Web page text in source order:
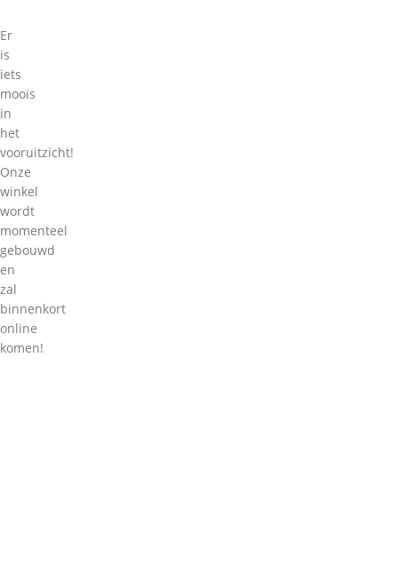
Er
is
iets
moois
in
het
vooruitzicht!
Onze
winkel
wordt
momenteel
gebouwd
en
zal
binnenkort
online
komen!